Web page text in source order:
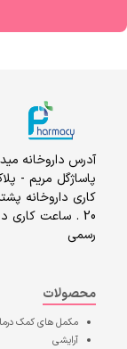
آدرس داروخانه
رسمی
محصولات
مکمل های کمک
آرایشی